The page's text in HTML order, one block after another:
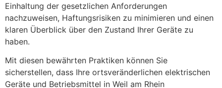
Einhaltung der gesetzlichen Anforderungen
nachzuweisen, Haftungsrisiken zu minimieren und einen
klaren Überblick über den Zustand Ihrer Geräte zu
haben.
Mit diesen bewährten Praktiken können Sie
sicherstellen, dass Ihre ortsveränderlichen elektrischen
Geräte und Betriebsmittel in Weil am Rhein